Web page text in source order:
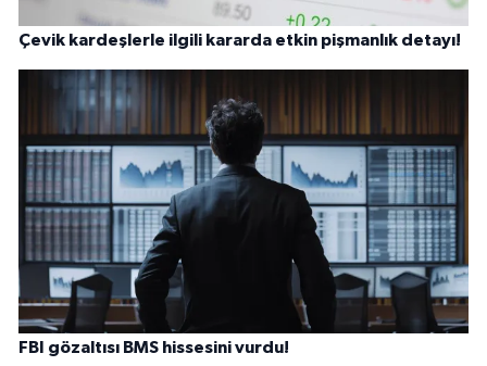
Çevik kardeşlerle ilgili kararda etkin pişmanlık detayı!
FBI gözaltısı BMS hissesini vurdu!